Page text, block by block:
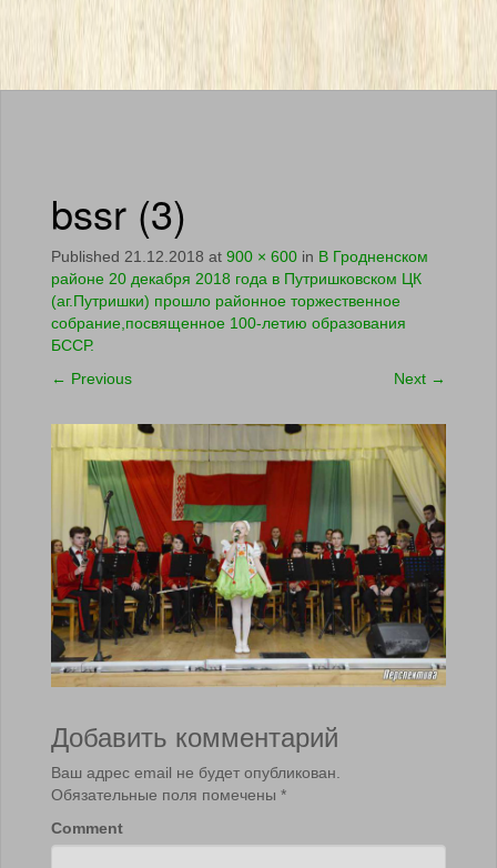
bssr (3)
Published 21.12.2018 at 900 × 600 in В Гродненском
районе 20 декабря 2018 года в Путришковском ЦК
(аг.Путришки) прошло районное торжественное
собрание,посвященное 100-летию образования
БССР.
← Previous Next →
Добавить комментарий
Ваш адрес email не будет опубликован.
Обязательные поля помечены *
Comment